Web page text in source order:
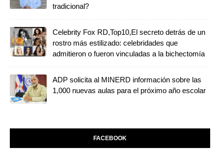
tradicional?
Celebrity Fox RD,Top10,El secreto detrás de un
rostro más estilizado: celebridades que
admitieron o fueron vinculadas a la bichectomía
ADP solicita al MINERD información sobre las
1,000 nuevas aulas para el próximo año escolar
FACEBOOK